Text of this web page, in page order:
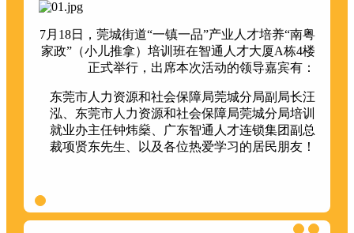
7月18日，莞城街道“一镇一品”产业人才培养“南粤
家政”（小儿推拿）培训班在智通人才大厦A栋4楼
正式举行，出席本次活动的领导嘉宾有：
东莞市人力资源和社会保障局莞城分局副局长汪
泓、 东莞市人力资源和社会保障局莞城分局培训
就业办主任钟炜燊、 广东智通人才连锁集团副总
裁项贤东先生、
以及各位热爱学习的居民朋友！